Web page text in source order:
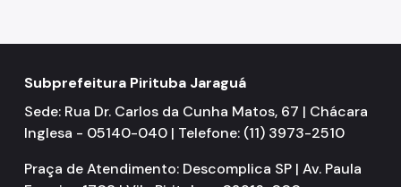
CADES/PJ
CPM/PJ
Termo de Cooperação
Subprefeitura Pirituba Jaraguá
Sede: Rua Dr. Carlos da Cunha Matos, 67 | Chácara
Inglesa - 05140-040 | Telefone: (11) 3973-2510
Praça de Atendimento: Descomplica SP | Av. Paula